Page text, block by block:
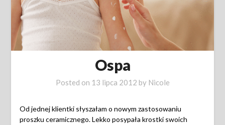
Ospa
Posted on 13 lipca 2012 by Nicole
Od jednej klientki słyszałam o nowym zastosowaniu
proszku ceramicznego. Lekko posypała krostki swoich